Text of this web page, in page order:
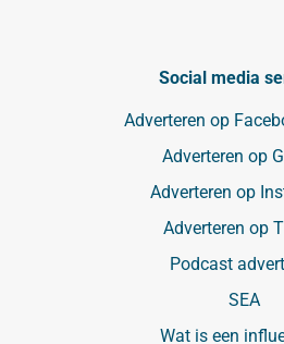
Social media
Adverteren op
Adverteren op
Adverteren op
Adverteren op
Podcast
SEA
Wat is een